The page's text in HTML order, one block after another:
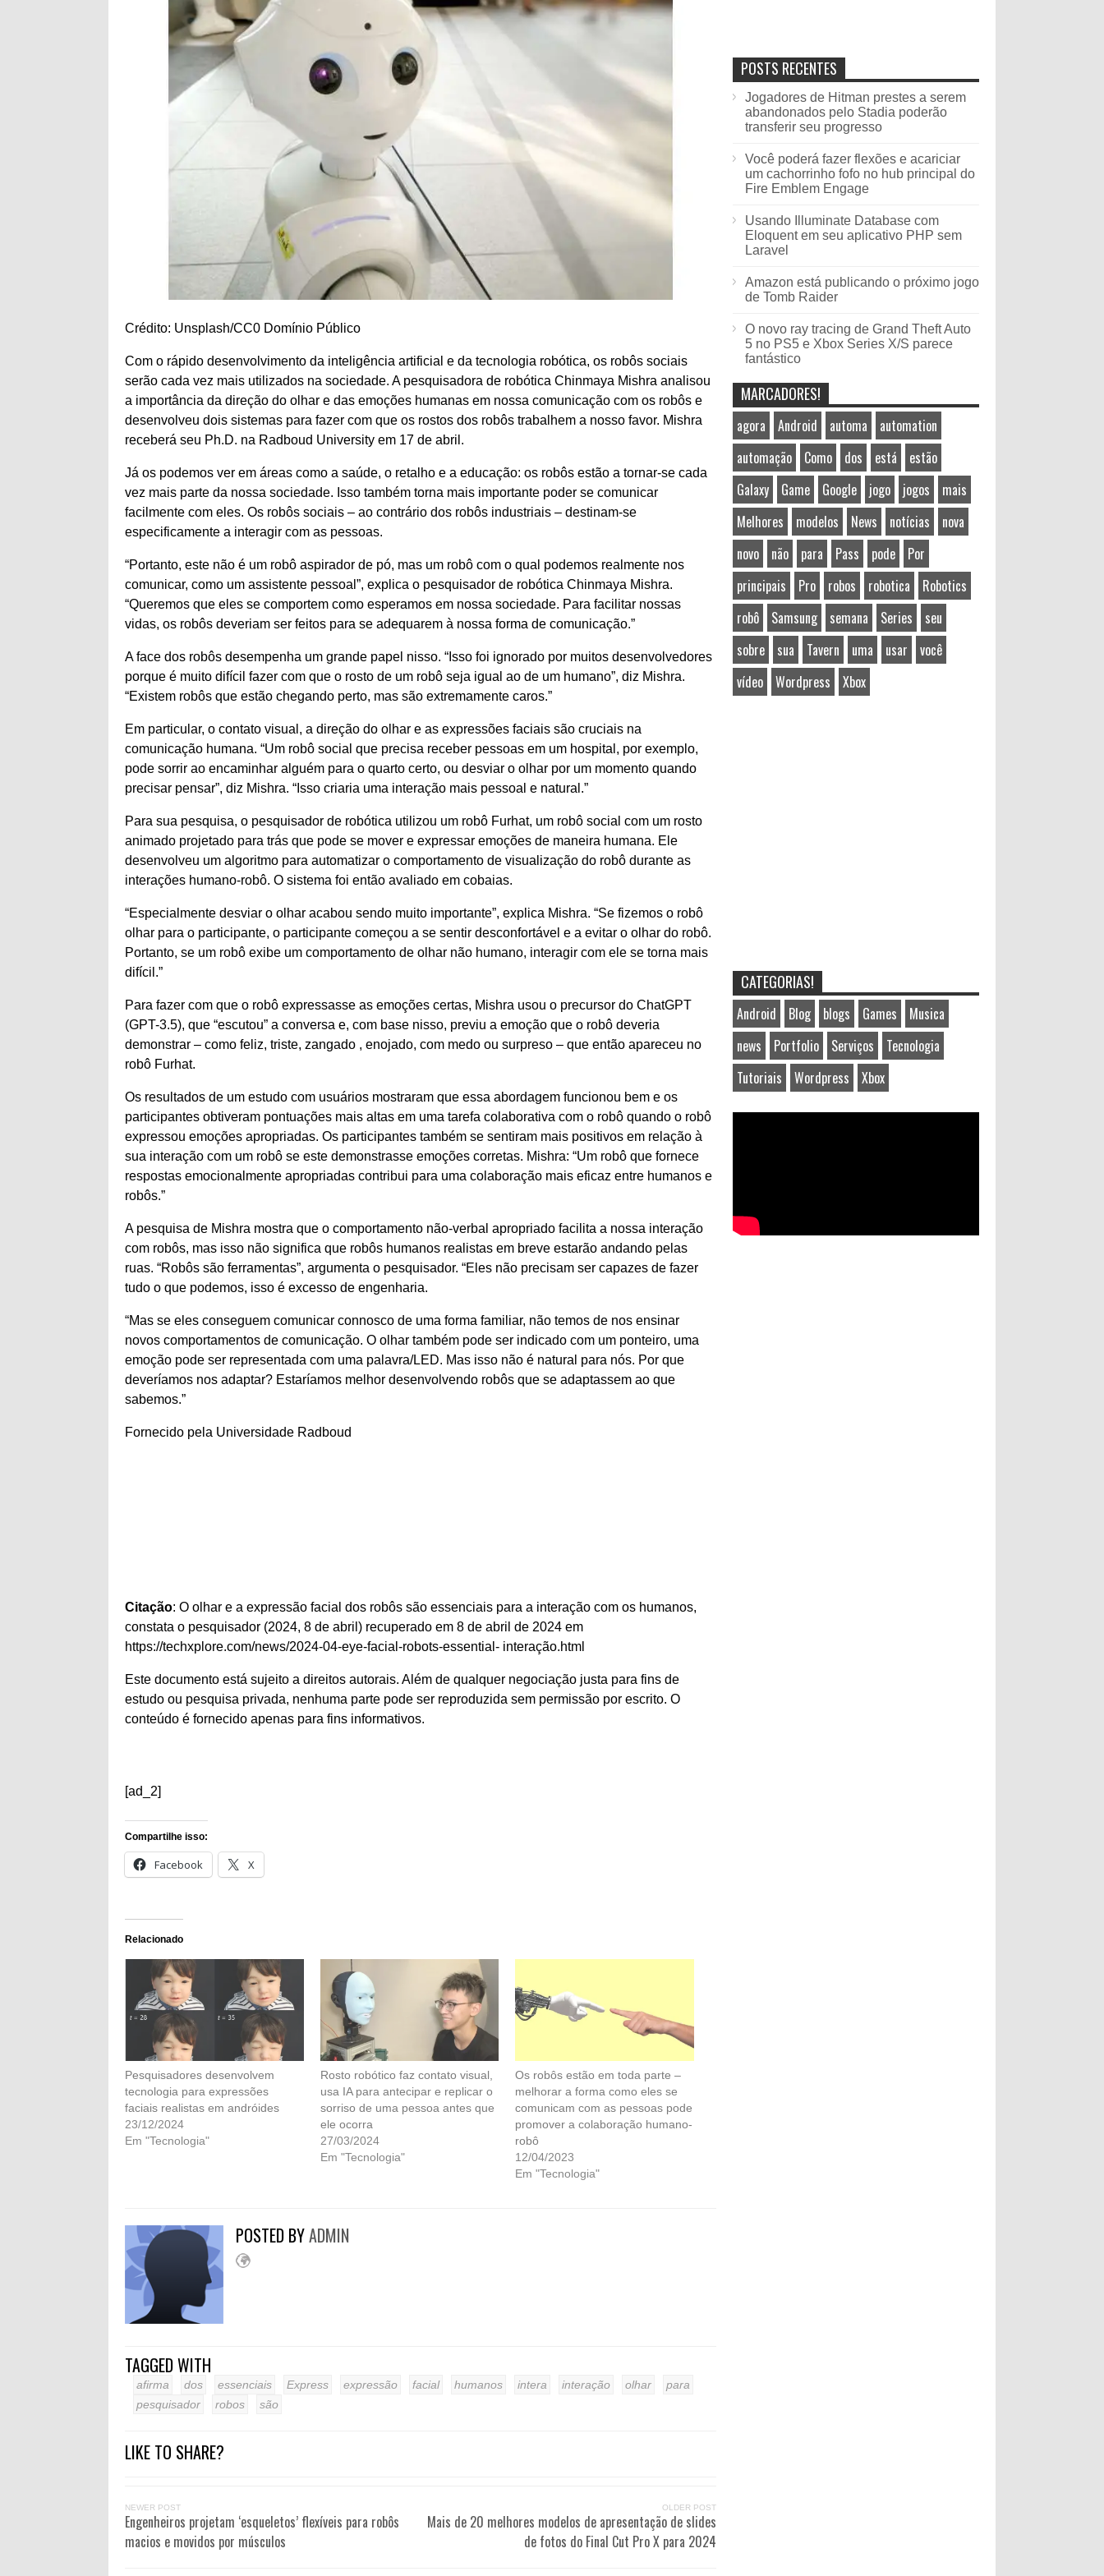
Crédito: Unsplash/CC0 Domínio Público
Com o rápido desenvolvimento da inteligência artificial e da tecnologia robótica, os robôs sociais
serão cada vez mais utilizados na sociedade. A pesquisadora de robótica Chinmaya Mishra analisou
a importância da direção do olhar e das emoções humanas em nossa comunicação com os robôs e
desenvolveu dois sistemas para fazer com que os rostos dos robôs trabalhem a nosso favor. Mishra
receberá seu Ph.D. na Radboud University em 17 de abril.
Já os podemos ver em áreas como a saúde, o retalho e a educação: os robôs estão a tornar-se cada
vez mais parte da nossa sociedade. Isso também torna mais importante poder se comunicar
facilmente com eles. Os robôs sociais – ao contrário dos robôs industriais – destinam-se
especificamente a interagir com as pessoas.
“Portanto, este não é um robô aspirador de pó, mas um robô com o qual podemos realmente nos
comunicar, como um assistente pessoal”, explica o pesquisador de robótica Chinmaya Mishra.
“Queremos que eles se comportem como esperamos em nossa sociedade. Para facilitar nossas
vidas, os robôs deveriam ser feitos para se adequarem à nossa forma de comunicação.”
A face dos robôs desempenha um grande papel nisso. “Isso foi ignorado por muitos desenvolvedores
porque é muito difícil fazer com que o rosto de um robô seja igual ao de um humano”, diz Mishra.
“Existem robôs que estão chegando perto, mas são extremamente caros.”
Em particular, o contato visual, a direção do olhar e as expressões faciais são cruciais na
comunicação humana. “Um robô social que precisa receber pessoas em um hospital, por exemplo,
pode sorrir ao encaminhar alguém para o quarto certo, ou desviar o olhar por um momento quando
precisar pensar”, diz Mishra. “Isso criaria uma interação mais pessoal e natural.”
Para sua pesquisa, o pesquisador de robótica utilizou um robô Furhat, um robô social com um rosto
animado projetado para trás que pode se mover e expressar emoções de maneira humana. Ele
desenvolveu um algoritmo para automatizar o comportamento de visualização do robô durante as
interações humano-robô. O sistema foi então avaliado em cobaias.
“Especialmente desviar o olhar acabou sendo muito importante”, explica Mishra. “Se fizemos o robô
olhar para o participante, o participante começou a se sentir desconfortável e a evitar o olhar do robô.
Portanto, se um robô exibe um comportamento de olhar não humano, interagir com ele se torna mais
difícil.”
Para fazer com que o robô expressasse as emoções certas, Mishra usou o precursor do ChatGPT
(GPT-3.5), que “escutou” a conversa e, com base nisso, previu a emoção que o robô deveria
demonstrar – como feliz, triste, zangado , enojado, com medo ou surpreso – que então apareceu no
robô Furhat.
Os resultados de um estudo com usuários mostraram que essa abordagem funcionou bem e os
participantes obtiveram pontuações mais altas em uma tarefa colaborativa com o robô quando o robô
expressou emoções apropriadas. Os participantes também se sentiram mais positivos em relação à
sua interação com um robô se este demonstrasse emoções corretas. Mishra: “Um robô que fornece
respostas emocionalmente apropriadas contribui para uma colaboração mais eficaz entre humanos e
robôs.”
A pesquisa de Mishra mostra que o comportamento não-verbal apropriado facilita a nossa interação
com robôs, mas isso não significa que robôs humanos realistas em breve estarão andando pelas
ruas. “Robôs são ferramentas”, argumenta o pesquisador. “Eles não precisam ser capazes de fazer
tudo o que podemos, isso é excesso de engenharia.
“Mas se eles conseguem comunicar connosco de uma forma familiar, não temos de nos ensinar
novos comportamentos de comunicação. O olhar também pode ser indicado com um ponteiro, uma
emoção pode ser representada com uma palavra/LED. Mas isso não é natural para nós. Por que
deveríamos nos adaptar? Estaríamos melhor desenvolvendo robôs que se adaptassem ao que
sabemos.”
Fornecido pela Universidade Radboud
Citação: O olhar e a expressão facial dos robôs são essenciais para a interação com os humanos,
constata o pesquisador (2024, 8 de abril) recuperado em 8 de abril de 2024 em
https://techxplore.com/news/2024-04-eye-facial-robots-essential- interação.html
Este documento está sujeito a direitos autorais. Além de qualquer negociação justa para fins de
estudo ou pesquisa privada, nenhuma parte pode ser reproduzida sem permissão por escrito. O
conteúdo é fornecido apenas para fins informativos.
[ad_2]
Compartilhe isso:
Facebook X
Relacionado
Pesquisadores desenvolvem
tecnologia para expressões
faciais realistas em andróides
23/12/2024
Em "Tecnologia"
Rosto robótico faz contato visual,
usa IA para antecipar e replicar o
sorriso de uma pessoa antes que
ele ocorra
27/03/2024
Em "Tecnologia"
Os robôs estão em toda parte –
melhorar a forma como eles se
comunicam com as pessoas pode
promover a colaboração humano-
robô
12/04/2023
Em "Tecnologia"
POSTED BYADMIN
TAGGED WITH
afirma dos essenciais Express expressão facial humanos intera interação olhar
para
pesquisador
robos são
LIKE TO SHARE?
NEWER POST
Engenheiros projetam ‘esqueletos’ flexíveis para robôs
macios e movidos por músculos
OLDER POST
Mais de 20 melhores modelos de apresentação de slides
de fotos do Final Cut Pro X para 2024
POSTS RECENTES
Jogadores de Hitman prestes a serem
abandonados pelo Stadia poderão
transferir seu progresso
Você poderá fazer flexões e acariciar
um cachorrinho fofo no hub principal do
Fire Emblem Engage
Usando Illuminate Database com
Eloquent em seu aplicativo PHP sem
Laravel
Amazon está publicando o próximo jogo
de Tomb Raider
O novo ray tracing de Grand Theft Auto
5 no PS5 e Xbox Series X/S parece
fantástico
MARCADORES!
agora Android automa
automation
automação
Como dos está
estão
Galaxy
Game Google jogo jogos
mais
Melhores
modelos News notícias
nova
novo
não para Pass pode
Por
principais
Pro robos robotica
Robotics
robô
Samsung semana Series
seu
sobre
sua Tavern uma usar
você
vídeo
Wordpress Xbox
CATEGORIAS!
Android Blog blogs Games
Musica
news
Portfolio Serviços
Tecnologia
Tutoriais
Wordpress Xbox